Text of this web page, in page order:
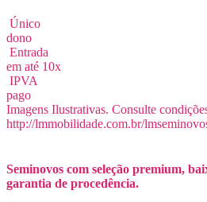
Único
dono
Entrada
em até 10x
IPVA
pago
Imagens Ilustrativas. Consulte
http://lmmobilidade.com.br/
Seminovos com seleção premium,
garantia de procedência.